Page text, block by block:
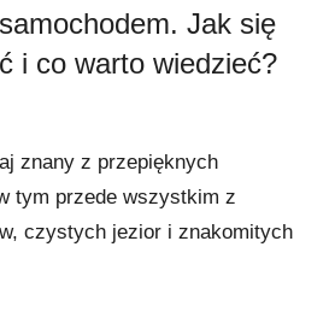
Jak się
i co warto wiedzieć?
znany z przepięknych
tym przede wszystkim z
czystych jezior i znakomitych